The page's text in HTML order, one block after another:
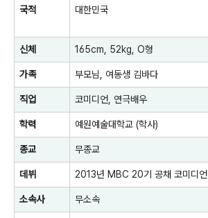
국적 대한민국
신체 165cm, 52kg O형
가족 부모님, 여동생 김바다
직업 코미디언 연극배우
학력 예원예술대학교 (학사)
종교 무종교
데뷔 2013년 MBC 20기 공채 코미디언
소속사 무소속